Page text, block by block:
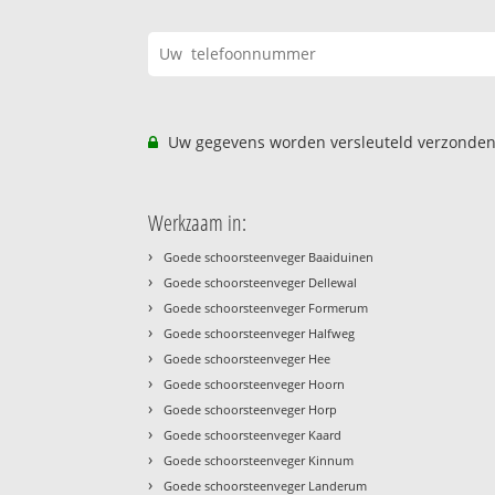
Uw gegevens worden versleuteld
Werkzaam in:
› Goede schoorsteenveger Baaiduinen
› Goede schoorsteenveger Dellewal
› Goede schoorsteenveger Formerum
› Goede schoorsteenveger Halfweg
› Goede schoorsteenveger Hee
› Goede schoorsteenveger Hoorn
› Goede schoorsteenveger Horp
› Goede schoorsteenveger Kaard
› Goede schoorsteenveger Kinnum
› Goede schoorsteenveger Landerum